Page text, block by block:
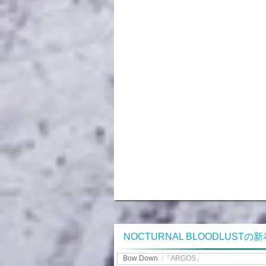
NOCTURNAL BLOODLUSTの新
Bow Down / 『ARGOS』